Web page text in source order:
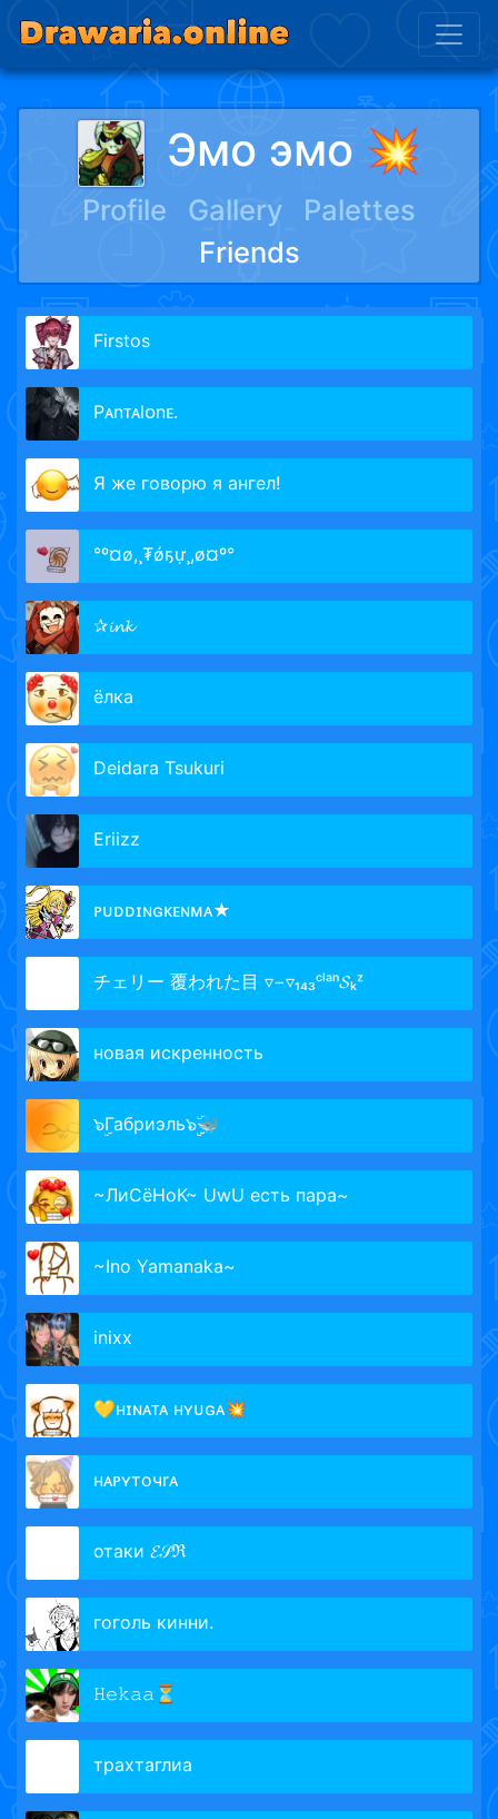
Эмо эмо 💥
Profile Gallery
Palettes
Friends
Firstos
Pᴀnᴛᴀlᴏnᴇ.
Я же говорю я ангел!
°º¤ø,¸₮ǿҕự¸,ø¤º°
✰𝓲𝓷𝓴
ёлка
Deidara Tsukuri
Eriizz
ᴘᴜᴅᴅɪɴɢᴋᴇɴᴍᴀ★
チェリー 覆われた目 ▿−▿₁₄₃ᶜˡᵃⁿ𝓢ₖᶻ
новая искренность
๖ۣГабриэль๖ۣۣۜ🐳
~ЛиСёНоК~ UwU есть пара~
~Ino Yamanaka~
inixx
💛ʜɪɴᴀᴛᴀ ʜʏᴜɢᴀ💥
нᴀᴘʏточrᴀ
отаки 𝓔𝒮ℜ
гоголь кинни.
𝙷𝚎𝚔𝚊𝚊⏳
трахтаглиа